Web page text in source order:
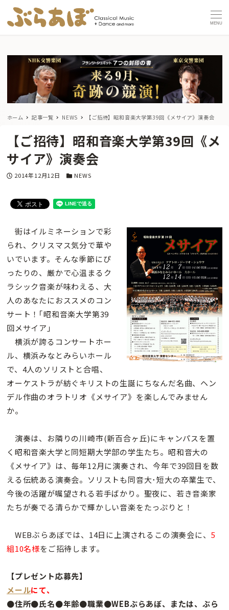
MENU
ホーム 記事一覧 NEWS 【ご招待】昭和音楽大学第39回《メサイア》演奏会
【ご招待】昭和音楽大学第39回《メ
サイア》演奏会
投稿日
2014年12月12日 カテゴリー
NEWS
街はイルミネーションで彩
られ、クリスマス気分で華や
いでいます。そんな季節にぴ
ったりの、厳かで心温まるク
ラシック音楽が味わえる、大
人のあなたにおススメのコン
サート！｢昭和音楽大学第39
回メサイア｣
横浜が誇るコンサートホー
ル、横浜みなとみらいホール
で、4人のソリストと合唱、
オーケストラが紡ぐキリストの生誕にちなんだ名曲、ヘン
デル作曲のオラトリオ《メサイア》を楽しんでみません
か。
演奏は、お隣りの川崎市(新百合ヶ丘)にキャンパスを置
く昭和音楽大学と同短期大学部の学生たち。昭和音大の
《メサイア》は、毎年12月に演奏され、今年で39回目を数
える伝統ある演奏会。ソリストも同音大･短大の卒業生で、
今後の活躍が嘱望される若手ばかり。聖夜に、若き音楽家
たちが奏でる清らかで輝かしい音楽をたっぷりと！
WEBぶらあぼでは、14日に上演されるこの演奏会に、 5
組10名様をご招待します。
【プレゼント応募先】
メールにて、
●住所●氏名●年齢●職業●WEBぶらあぼ、または、ぶら